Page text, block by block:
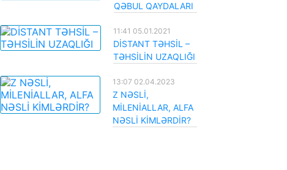
QƏBUL QAYDALARI
11:41 05.01.2021
DİSTANT TƏHSİL –
TƏHSİLİN UZAQLIĞI
13:07 02.04.2023
Z NƏSLİ,
MİLENİALLAR, ALFA
NƏSLİ KİMLƏRDİR?